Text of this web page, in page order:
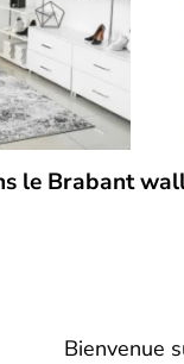
le Brabant
Bienvenue